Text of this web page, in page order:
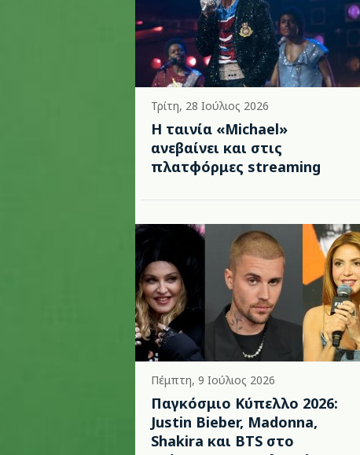
Τρίτη, 28 Ιούλιος 2026
Η ταινία «Michael»
ανεβαίνει και στις
πλατφόρμες streaming
Πέμπτη, 9 Ιούλιος 2026
Παγκόσμιο Κύπελλο 2026:
Justin Bieber, Madonna,
Shakira και BTS στο